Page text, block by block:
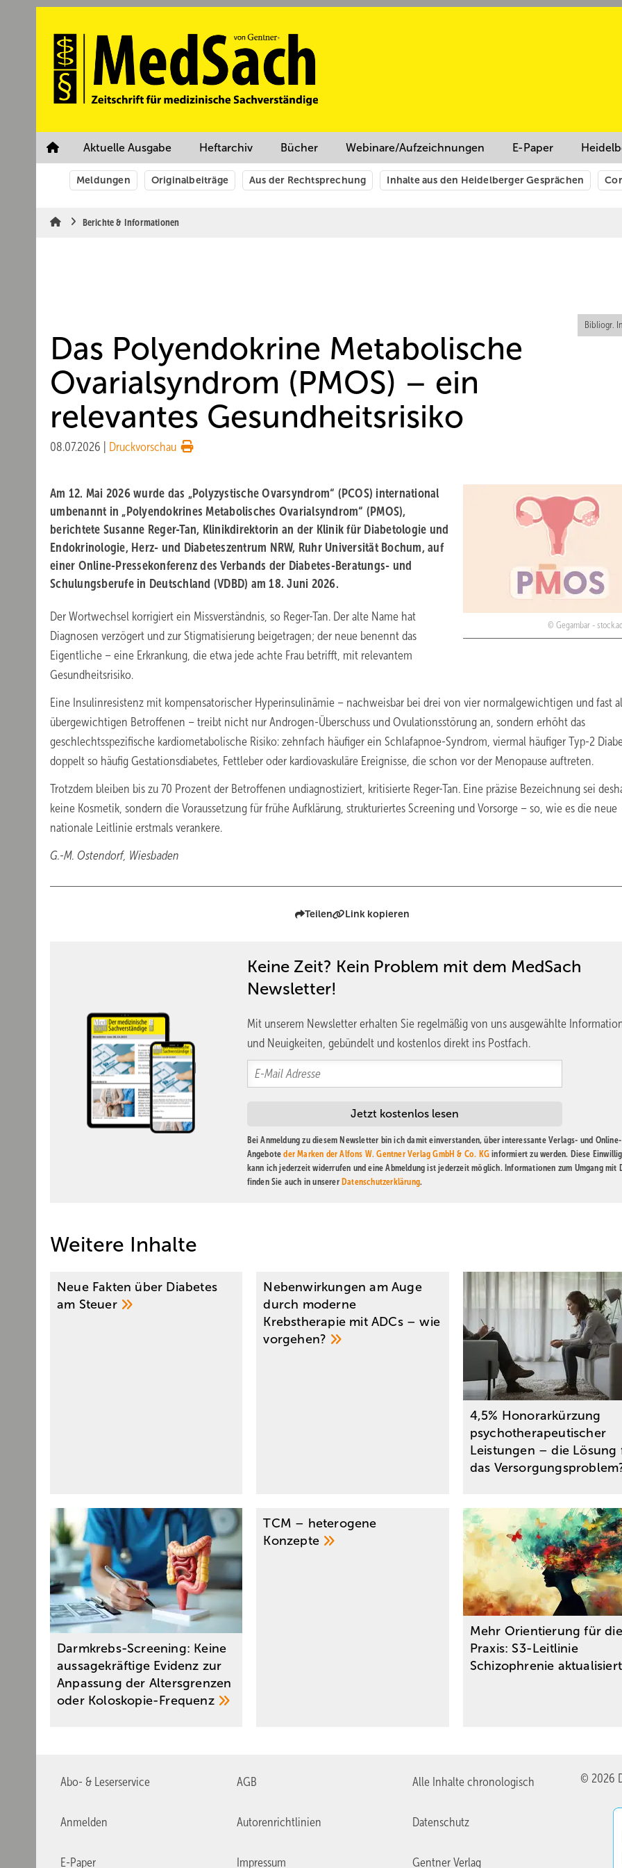
Aktuelle Ausgabe Heftarchiv Bücher Webinare/Aufzeichnungen E-Paper
Meldungen Originalbeiträge Aus der Rechtsprechung Inhalte aus den Heidelberger Gesprächen
Berichte & Informationen
Bibliogr.
Das Polyendokrine Metabolische
Ovarialsyndrom (PMOS) – ein
relevantes Gesundheitsrisiko
08.07.2026 Druckvorschau
Gegambar -
Am 12. Mai 2026 wurde das „Polyzystische Ovarsyndrom“ (PCOS) international
umbenannt in „Polyendokrines Metabolisches Ovarialsyndrom“ (PMOS),
berichtete Susanne Reger-Tan, Klinikdirektorin an der Klinik für Diabetologie und
Endokrinologie, Herz- und Diabeteszentrum NRW, Ruhr Universität Bochum, auf
einer Online-Pressekonferenz des Verbands der Diabetes-Beratungs- und
Schulungsberufe in Deutschland (VDBD) am 18. Juni 2026.
Der Wortwechsel korrigiert ein Missverständnis, so Reger-Tan. Der alte Name hat
Diagnosen verzögert und zur Stigmatisierung beigetragen; der neue benennt das
Eigentliche – eine Erkrankung, die etwa jede achte Frau betrifft, mit relevantem
Gesundheitsrisiko.
Eine Insulinresistenz mit kompensatorischer Hyperinsulinämie – nachweisbar bei drei von vier normalgewichtigen und fast
übergewichtigen Betroffenen – treibt nicht nur Androgen-Überschuss und Ovulationsstörung an, sondern erhöht das
geschlechtsspezifische kardiometabolische Risiko: zehnfach häufiger ein Schlafapnoe-Syndrom, viermal häufiger Typ-2
doppelt so häufig Gestationsdiabetes, Fettleber oder kardiovaskuläre Ereignisse, die schon vor der Menopause auftreten.
Trotzdem bleiben bis zu 70 Prozent der Betroffenen undiagnostiziert, kritisierte Reger-Tan. Eine präzise Bezeichnung sei
keine Kosmetik, sondern die Voraussetzung für frühe Aufklärung, strukturiertes Screening und Vorsorge – so, wie es die neue
nationale Leitlinie erstmals verankere.
G.-M. Ostendorf, Wiesbaden
Teilen Link kopieren
Keine Zeit? Kein Problem mit dem MedSach
Newsletter!
Mit unserem Newsletter erhalten Sie regelmäßig von uns ausgewählte
und Neuigkeiten, gebündelt und kostenlos direkt ins Postfach.
Bei Anmeldung zu diesem Newsletter bin ich damit einverstanden, über interessante Verlags- und Online-
Angeboteder Marken der Alfons W. Gentner Verlag GmbH & Co. KG informiert zu werden. Diese
kann ich jederzeit widerrufen und eine Abmeldung ist jederzeit möglich. Informationen zum Umgang mit
finden Sie auch in unserer Datenschutzerklärung.
Weitere Inhalte
Neue Fakten über Diabetes
am Steuer
Nebenwirkungen am Auge
durch moderne
Krebstherapie mit ADCs – wie
vorgehen?
4,5% Honorarkürzung
psychotherapeutischer
Leistungen – die Lösung
das
Darmkrebs-Screening: Keine
aussagekräftige Evidenz zur
Anpassung der Altersgrenzen
oder Koloskopie-Frequenz
TCM – heterogene
Konzepte
Mehr Orientierung für die
Praxis: S3-Leitlinie
Schizophrenie aktualisiert
Abo- & Leserservice AGB Alle Inhalte chronologisch
Anmelden Autorenrichtlinien Datenschutz
E-Paper Impressum Gentner Verlag
© 2026